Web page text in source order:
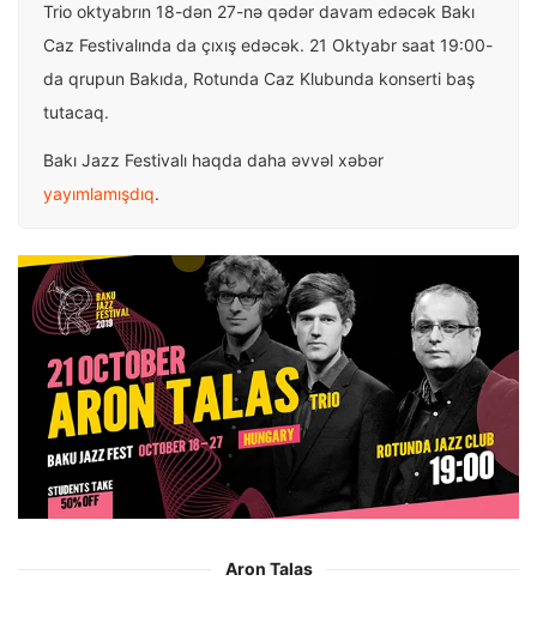
Trio oktyabrın 18-dən 27-nə qədər davam edəcək Bakı
Caz Festivalında da çıxış edəcək. 21 Oktyabr saat 19:00-
da qrupun Bakıda, Rotunda Caz Klubunda konserti baş
tutacaq.
Bakı Jazz Festivalı haqda daha əvvəl xəbər
yayımlamışdıq.
Aron Talas